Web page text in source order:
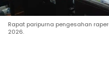
Rapat paripurna pengesahan
2026.